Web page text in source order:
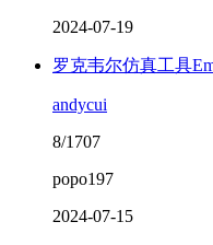
2024-07-19
罗克韦尔仿真工具
andycui
8/1707
popo197
2024-07-15